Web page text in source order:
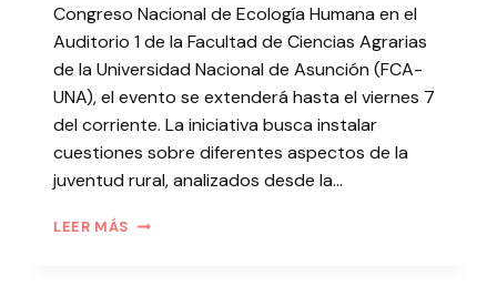
Congreso Nacional de Ecología Humana en el
Auditorio 1 de la Facultad de Ciencias Agrarias
de la Universidad Nacional de Asunción (FCA-
UNA), el evento se extenderá hasta el viernes 7
del corriente. La iniciativa busca instalar
cuestiones sobre diferentes aspectos de la
juventud rural, analizados desde la…
LEER MÁS